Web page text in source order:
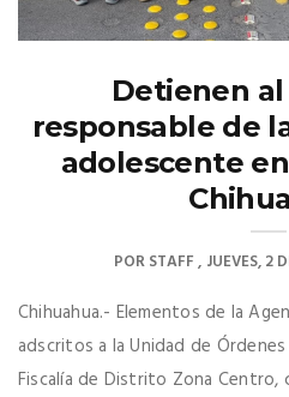
Detienen
responsable de
adolescente
PORSTAFF JUEVES, 2
Chihuahua.- Elementos de la
adscritos a la Unidad de
Fiscalía de Distrito Zona Centro,